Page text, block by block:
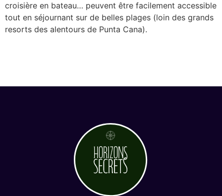
croisière en bateau… peuvent être facilement accessible
tout en séjournant sur de belles plages (loin des grands
resorts des alentours de Punta Cana).